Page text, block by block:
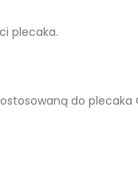
plecaka.
do plecaka